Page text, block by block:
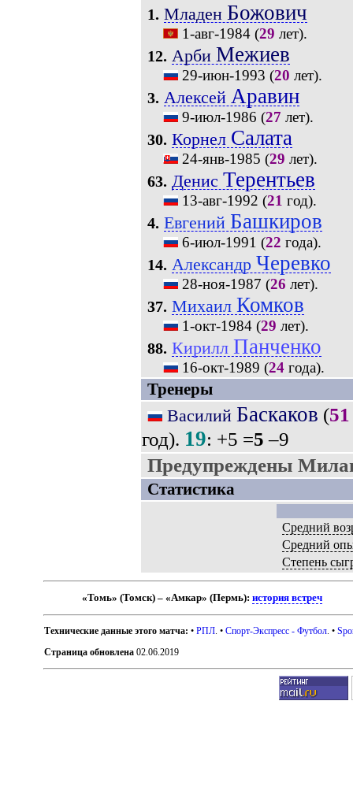
1. Младен Божович
1-авг-1984(29 лет).
12. Арби Межиев
29-июн-1993 (20 лет).
3. Алексей Аравин
9-июл-1986 (27 лет).
30. Корнел Салата
24-янв-1985 (29 лет).
63. Денис Терентьев
13-авг-1992 (21 год).
4. Евгений Башкиров
6-июл-1991 (22 года).
14. Александр Черевко
28-ноя-1987 (26 лет).
37. Михаил Комков
1-окт-1984(29 лет).
88. Кирилл Панченко
16-окт-1989 (24года).
Тренеры
Василий Баскаков (51
год). 19: +5 =5 –9
Предупреждены
Статистика
Средний
Средний
Степень
«Томь» (Томск) – «Амкар» (Пермь):история встреч
Технические данные этого матча: •РПЛ . •Спорт-Экспресс - Футбол . •
Страница обновлена 02.06.2019